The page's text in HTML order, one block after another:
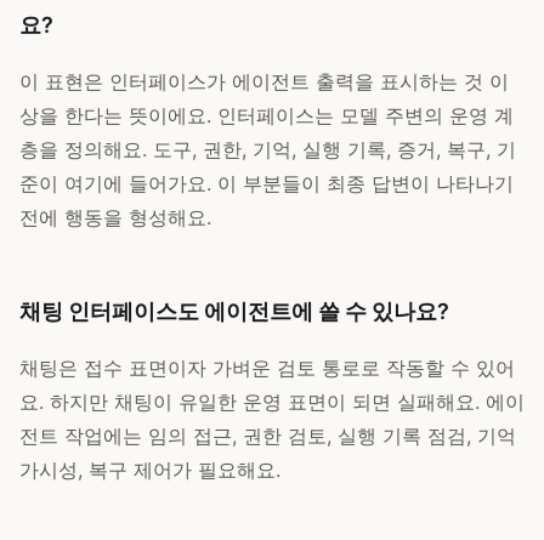
요?
이 표현은 인터페이스가 에이전트 출력을 표시하는 것 이
상을 한다는 뜻이에요. 인터페이스는 모델 주변의 운영 계
층을 정의해요. 도구, 권한, 기억, 실행 기록, 증거, 복구, 기
준이 여기에 들어가요. 이 부분들이 최종 답변이 나타나기
전에 행동을 형성해요.
채팅 인터페이스도 에이전트에 쓸 수 있나요?
채팅은 접수 표면이자 가벼운 검토 통로로 작동할 수 있어
요. 하지만 채팅이 유일한 운영 표면이 되면 실패해요. 에이
전트 작업에는 임의 접근, 권한 검토, 실행 기록 점검, 기억
가시성, 복구 제어가 필요해요.